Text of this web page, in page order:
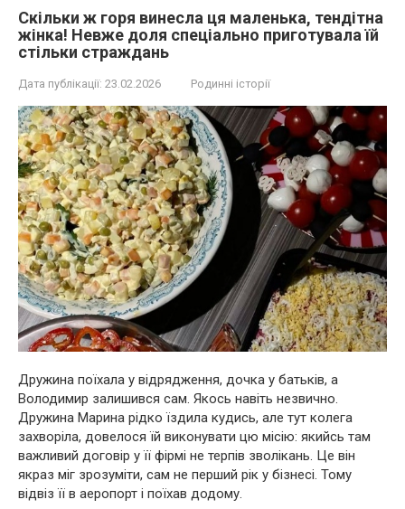
Скільки ж горя винесла ця маленька, тендітна
жінка! Невже доля спеціально приготувала їй
стільки страждань
Дата публікації: 23.02.2026 Родинні історії
Дружина поїхала у відрядження, дочка у батьків, а
Володимир залишився сам. Якось навіть незвично.
Дружина Марина рідко їздила кудись, але тут колега
захворіла, довелося їй виконувати цю місію: якийсь там
важливий договір у її фірмі не терпів зволікань. Це він
якраз міг зрозуміти, сам не перший рік у бізнесі. Тому
відвіз її в аеропорт і поїхав додому.